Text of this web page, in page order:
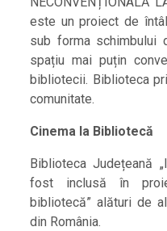
este un proiect de
sub forma
spațiu mai puțin
bibliotecii. Biblioteca
comunitate.
Cinema la Bibliotecă
Biblioteca Județeană
fost inclusă în
bibliotecă” alături de
din România.